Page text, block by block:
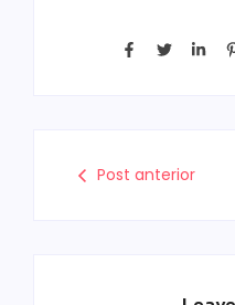
Post anterior